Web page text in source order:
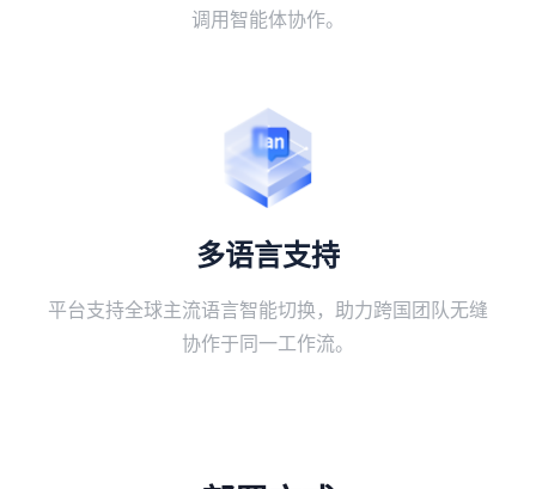
调用智能体协作。
多语言支持
平台支持全球主流语言智能切换，助力跨国团队无缝
协作于同一工作流。